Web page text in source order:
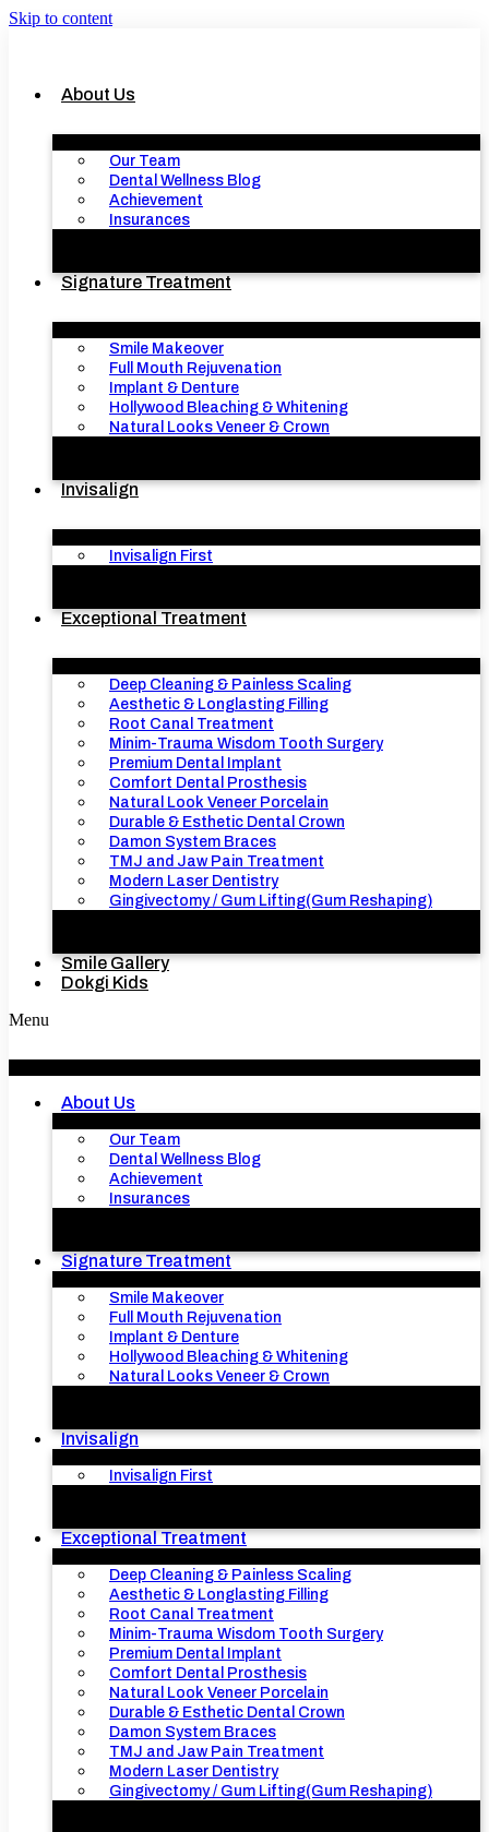
Skip to content
About Us
Our Team
Dental Wellness Blog
Achievement
Insurances
Signature Treatment
Smile Makeover
Full Mouth Rejuvenation
Implant & Denture
Hollywood Bleaching & Whitening
Natural Looks Veneer & Crown
Invisalign
Invisalign First
Exceptional Treatment
Deep Cleaning & Painless Scaling
Aesthetic & Longlasting Filling
Root Canal Treatment
Minim-Trauma Wisdom Tooth Surgery
Premium Dental Implant
Comfort Dental Prosthesis
Natural Look Veneer Porcelain
Durable & Esthetic Dental Crown
Damon System Braces
TMJ and Jaw Pain Treatment
Modern Laser Dentistry
Gingivectomy / Gum Lifting(Gum Reshaping)
Smile Gallery
Dokgi Kids
Menu
About Us
Our Team
Dental Wellness Blog
Achievement
Insurances
Signature Treatment
Smile Makeover
Full Mouth Rejuvenation
Implant & Denture
Hollywood Bleaching & Whitening
Natural Looks Veneer & Crown
Invisalign
Invisalign First
Exceptional Treatment
Deep Cleaning & Painless Scaling
Aesthetic & Longlasting Filling
Root Canal Treatment
Minim-Trauma Wisdom Tooth Surgery
Premium Dental Implant
Comfort Dental Prosthesis
Natural Look Veneer Porcelain
Durable & Esthetic Dental Crown
Damon System Braces
TMJ and Jaw Pain Treatment
Modern Laser Dentistry
Gingivectomy / Gum Lifting(Gum Reshaping)